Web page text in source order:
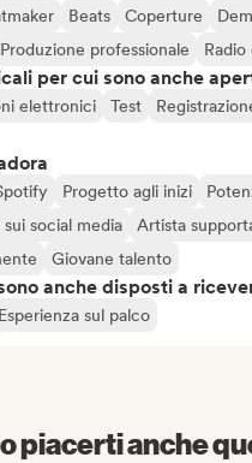
Beats Coperture
Produzione professionale Radio
per cui sono anche
elettronici Test
Progetto agli inizi
social media
Artista
Giovane talento
anche disposti a
Esperienza sul palco
piacerti anche